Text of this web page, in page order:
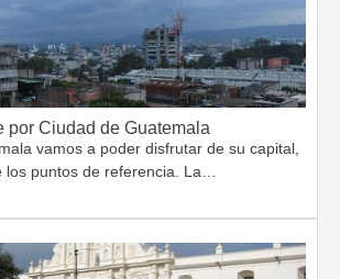
por Ciudad de Guatemala
vamos a poder disfrutar de su capital,
los puntos de referencia. La…